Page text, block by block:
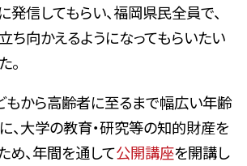
発信してもらい、福岡県民全員で、
ち向かえるようになってもらいたい
。
もから高齢者に至るまで幅広い年齢
、大学の教育・研究等の知的財産を
め、年間を通して公開講座を開講し